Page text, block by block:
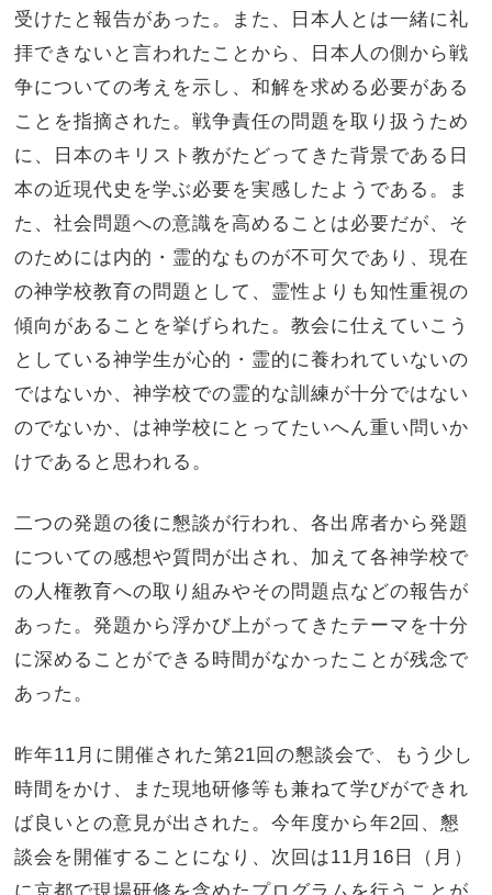
受けたと報告があった。また、日本人とは一緒に礼
拝できないと言われたことから、日本人の側から戦
争についての考えを示し、和解を求める必要がある
ことを指摘された。戦争責任の問題を取り扱うため
に、日本のキリスト教がたどってきた背景である日
本の近現代史を学ぶ必要を実感したようである。ま
た、社会問題への意識を高めることは必要だが、そ
のためには内的・霊的なものが不可欠であり、現在
の神学校教育の問題として、霊性よりも知性重視の
傾向があることを挙げられた。教会に仕えていこう
としている神学生が心的・霊的に養われていないの
ではないか、神学校での霊的な訓練が十分ではない
のでないか、は神学校にとってたいへん重い問いか
けであると思われる。
二つの発題の後に懇談が行われ、各出席者から発題
についての感想や質問が出され、加えて各神学校で
の人権教育への取り組みやその問題点などの報告が
あった。発題から浮かび上がってきたテーマを十分
に深めることができる時間がなかったことが残念で
あった。
昨年11 月に開催された第21回の懇談会で、もう少し
時間をかけ、また現地研修等も兼ねて学びができれ
ば良いとの意見が出された。今年度から年2回、懇
談会を開催することになり、次回は11 月 16 日（月）
に京都で現場研修を含めたプログラムを行うことが